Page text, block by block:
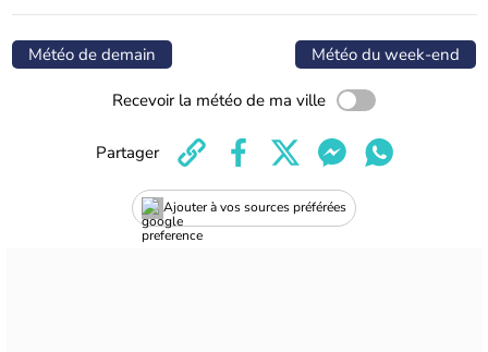
Météo de demain Météo du week-end
Recevoir la météo de ma ville
Ajouter à vos sources préférées
Partager